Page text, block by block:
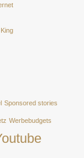
King
Sponsored stories
Werbebudgets